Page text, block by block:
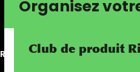
Organisez
Club de produit
RivierALP